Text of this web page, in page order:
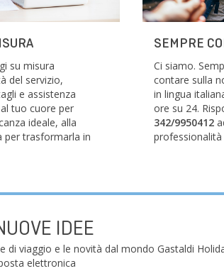
su misura
del servizio,
e assistenza
tuo cuore per
ideale, alla
per trasformarla in
SEMPRE
Ci siamo.
contare sulla
in lingua
ore su 24.
342/9950412
IDEE
di viaggio e le novità dal mondo Gastaldi
elettronica